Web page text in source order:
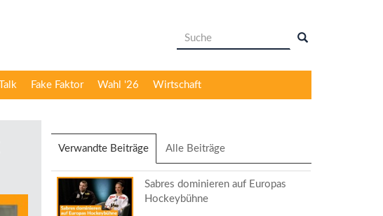
Suchformular
Talk Fake Faktor Wahl '26 Wirtschaft
Verwandte Beiträge (aktiver
Reiter)
Alle Beiträge
Sabres dominieren auf Europas
Hockeybühne